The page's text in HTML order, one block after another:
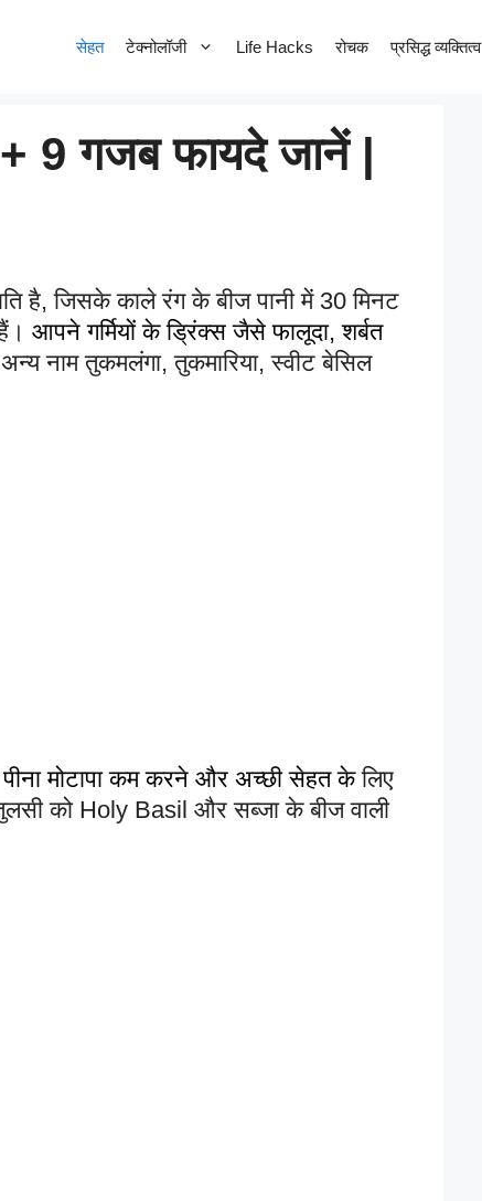
सेहत टेक्नोलॉजी Life Hacks रोचक प्रसिद्ध व्यक्तित्व
9 गजब फायदे जानें |
है, जिसके काले रंग के बीज पानी में 30 मिनट
आपने गर्मियों के ड्रिंक्स जैसे फालूदा, शर्बत
नाम तुकमलंगा, तुकमारिया, स्वीट बेसिल
पीना मोटापा कम करने और अच्छी सेहत केलिए
को Holy Basil और सब्जा के बीज वाली